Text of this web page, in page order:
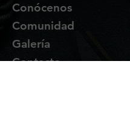
Conócenos
Comunidad
Galería
Contacto